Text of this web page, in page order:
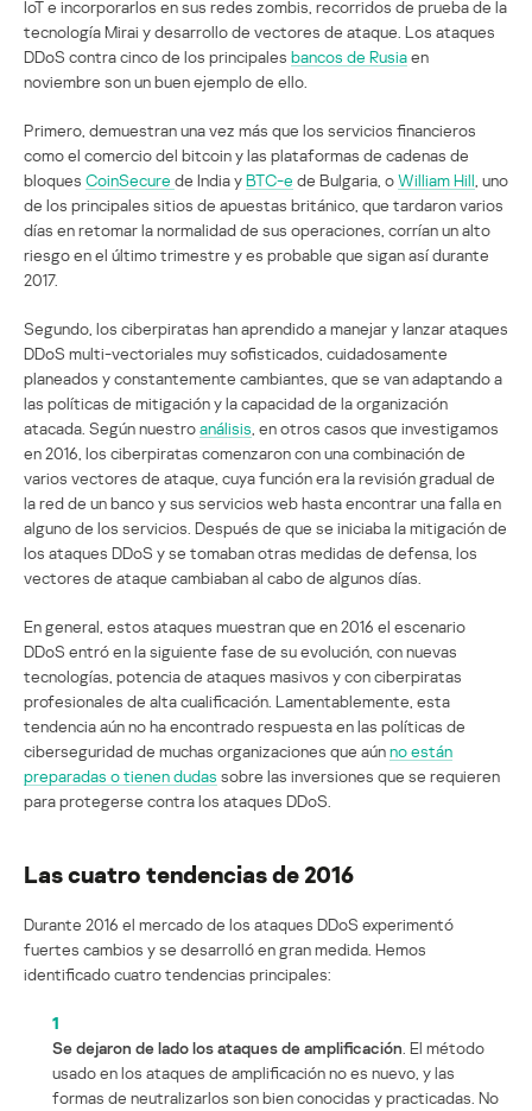
IoT e incorporarlos en sus redes zombis, recorridos de prueba de la
tecnología Mirai y desarrollo de vectores de ataque. Los ataques
DDoS contra cinco de los principales bancos de Rusiaen
noviembre son un buen ejemplo de ello.
Primero, demuestran una vez más que los servicios financieros
como el comercio del bitcoin y las plataformas de cadenas de
bloques CoinSecure de India yBTC-e de Bulgaria, oWilliam Hill , uno
de los principales sitios de apuestas británico, que tardaron varios
días en retomar la normalidad de sus operaciones, corrían un alto
riesgo en el último trimestre y es probable que sigan así durante
2017.
Segundo, los ciberpiratas han aprendido a manejar y lanzar ataques
DDoS multi-vectoriales muy sofisticados, cuidadosamente
planeados y constantemente cambiantes, que se van adaptando a
las políticas de mitigación y la capacidad de la organización
atacada. Según nuestroanálisis , en otros casos que investigamos
en 2016, los ciberpiratas comenzaron con una combinación de
varios vectores de ataque, cuya función era la revisión gradual de
la red de un banco y sus servicios web hasta encontrar una falla en
alguno de los servicios. Después de que se iniciaba la mitigación de
los ataques DDoS y se tomaban otras medidas de defensa, los
vectores de ataque cambiaban al cabo de algunos días.
En general, estos ataques muestran que en 2016 el escenario
DDoS entró en la siguiente fase de su evolución, con nuevas
tecnologías, potencia de ataques masivos y con ciberpiratas
profesionales de alta cualificación. Lamentablemente, esta
tendencia aún no ha encontrado respuesta en las políticas de
ciberseguridad de muchas organizaciones que aúnno están
preparadas o tienen dudas sobre las inversiones que se requieren
para protegerse contra los ataques DDoS.
Las cuatro tendencias de 2016
Durante 2016 el mercado de los ataques DDoS experimentó
fuertes cambios y se desarrolló en gran medida. Hemos
identificado cuatro tendencias principales:
1
Se dejaron de lado los ataquesde amplificación . El método
usado en los ataques de amplificación no es nuevo, y las
formas de neutralizarlos son bien conocidas y practicadas. No